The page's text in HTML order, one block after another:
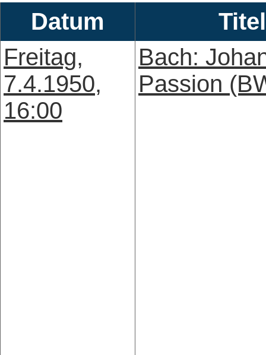
Datum
Titel
Freitag,
7.4.1950,
16:00
Bach:
Passion